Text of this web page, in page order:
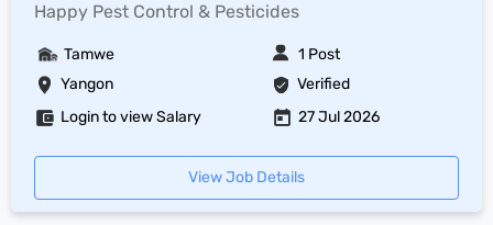
Happy Pest Control & Pesticides
Yangon Verified
Tamwe 1 Post
Login to view Salary 27 Jul 2026
View Job Details